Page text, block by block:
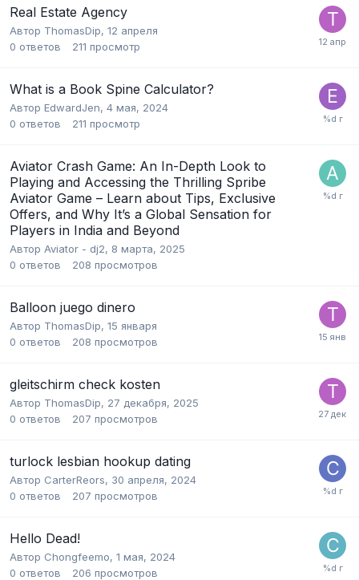
Real Estate Agency
Автор ThomasDip, 12 апреля
0 ответов 211 просмотр
What is a Book Spine Calculator?
Автор EdwardJen, 4 мая, 2024
0 ответов 211 просмотр
Aviator Crash Game: An In-Depth Look to
Playing and Accessing the Thrilling Spribe
Aviator Game – Learn about Tips, Exclusive
Offers, and Why It’s a Global Sensation for
Players in India and Beyond
Автор Aviator - dj2, 8 марта, 2025
0 ответов 208 просмотров
Balloon juego dinero
Автор ThomasDip, 15 января
0 ответов 208 просмотров
gleitschirm check kosten
Автор ThomasDip, 27 декабря, 2025
0 ответов 207 просмотров
turlock lesbian hookup dating
Автор CarterReors, 30 апреля, 2024
0 ответов 207 просмотров
Hello Dead!
Автор Chongfeemo, 1 мая, 2024
0 ответов 206 просмотров